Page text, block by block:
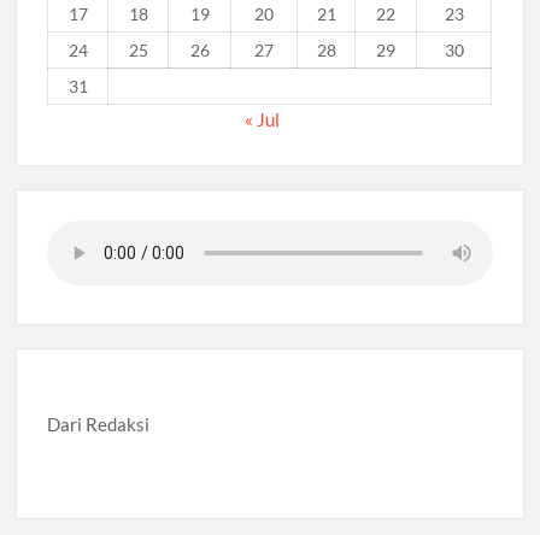
17 18 19 20 21 22
23
24
25 26 27 28 29
30
31
« Jul
Dari Redaksi